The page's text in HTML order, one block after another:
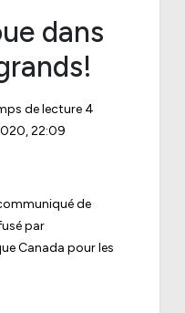
dans
de lecture 4
22:09
de
par
Canada pour les